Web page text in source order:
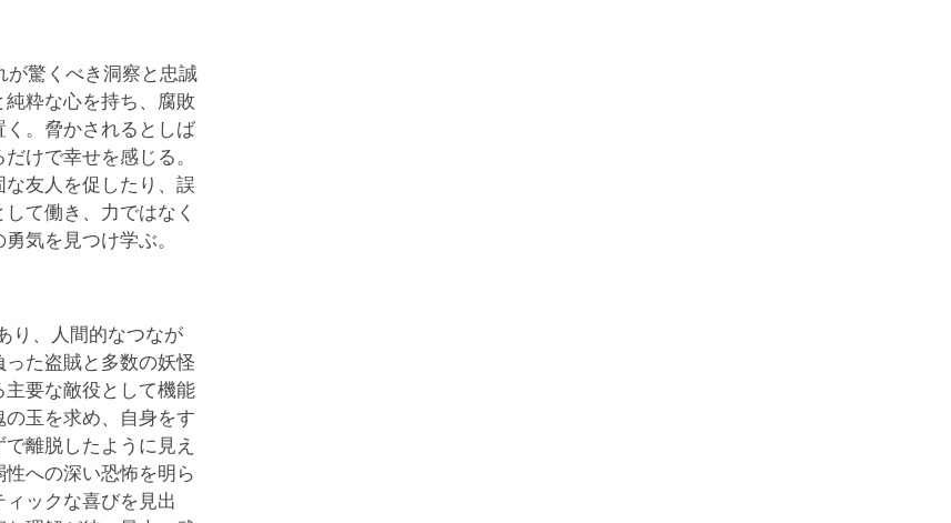
が驚くべき洞察と忠誠
粋な心を持ち、腐敗
。脅かされるとしば
けで幸せを感じる。
友人を促したり、誤
て働き、力ではなく
気を見つけ学ぶ。
り、人間的なつなが
た盗賊と多数の妖怪
要な敵役として機能
玉を求め、自身をす
離脱したように見え
への深い恐怖を明ら
ックな喜びを見出